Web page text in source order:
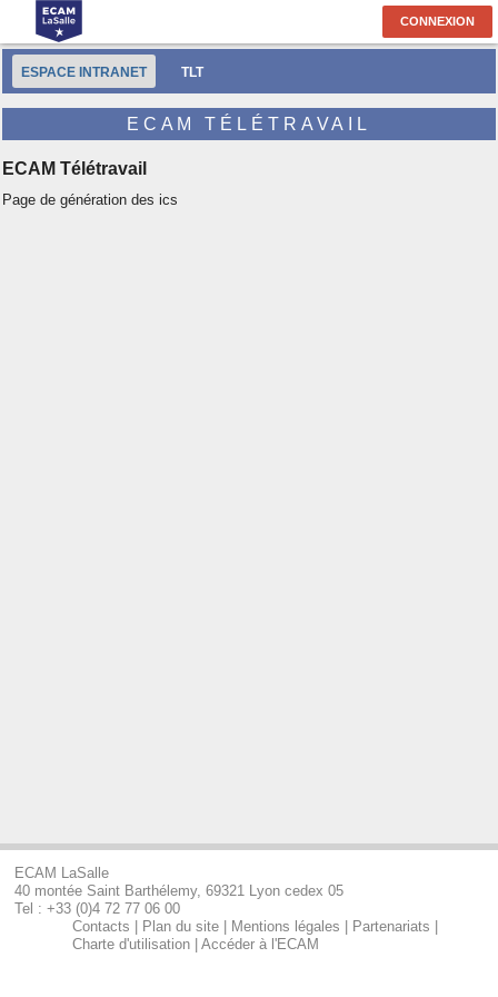
CONNEXION
ESPACE INTRANET TLT
ECAM TÉLÉTRAVAIL
ECAM Télétravail
Page de génération des ics
ECAM LaSalle
40 montée Saint Barthélemy, 69321 Lyon cedex 05
Tel : +33 (0)4 72 77 06 00
Contacts
Plan du site Mentions légales Partenariats
Charte d'utilisation
Accéder à l'ECAM